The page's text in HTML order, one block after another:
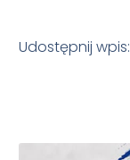
Udostępnij wpis: